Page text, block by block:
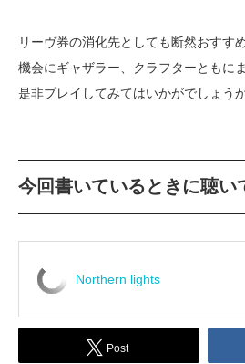
リーヴ券の消化先としても断然おすす
機会にギャザラー、クラフターともに
是非プレイしてみてはいかがでしょう
今回書いているときに聴い
Northern lights
Post